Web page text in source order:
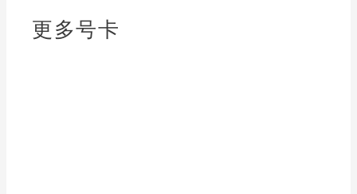
更多号卡